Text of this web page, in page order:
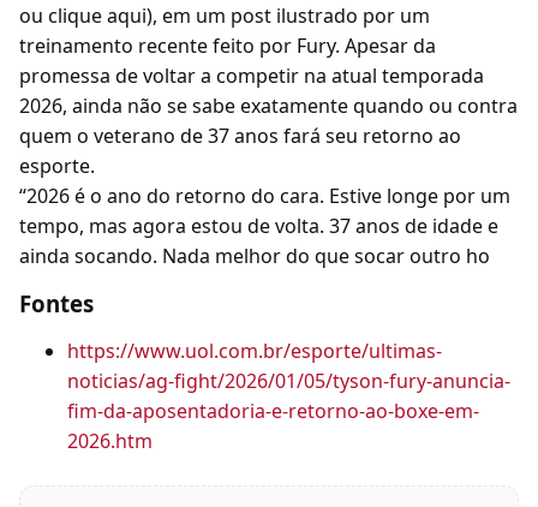
ou clique aqui), em um post ilustrado por um
treinamento recente feito por Fury. Apesar da
promessa de voltar a competir na atual temporada
2026, ainda não se sabe exatamente quando ou contra
quem o veterano de 37 anos fará seu retorno ao
esporte.
“2026 é o ano do retorno do cara. Estive longe por um
tempo, mas agora estou de volta. 37 anos de idade e
ainda socando. Nada melhor do que socar outro ho
Fontes
https://www.uol.com.br/esporte/ultimas-
noticias/ag-fight/2026/01/05/tyson-fury-anuncia-
fim-da-aposentadoria-e-retorno-ao-boxe-em-
2026.htm